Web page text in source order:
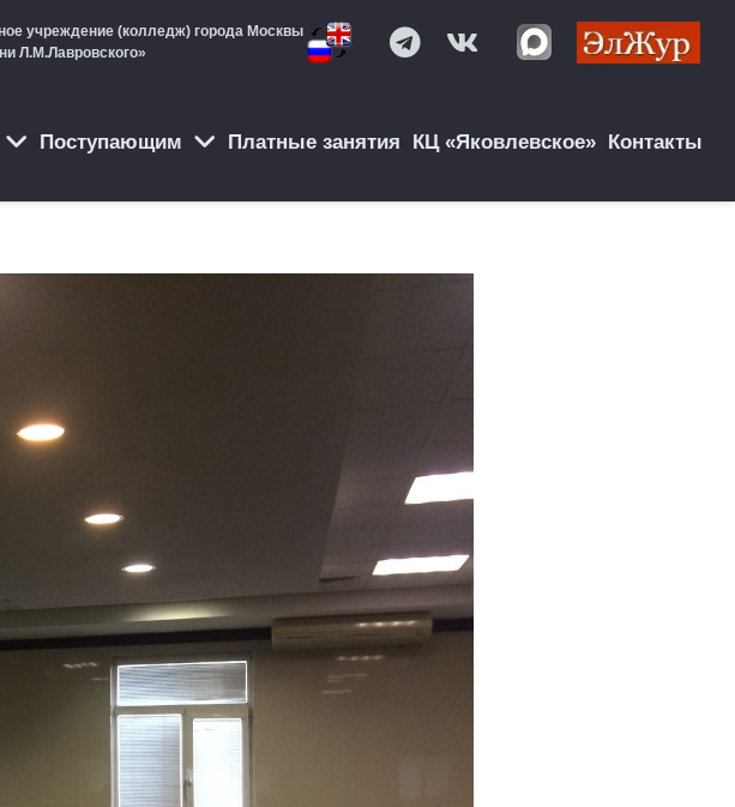
учреждение (колледж) города Москвы
Л.М.Лавровского»
Поступающим Платные занятия КЦ «Яковлевское» Контакты